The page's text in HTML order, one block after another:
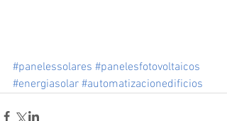
#panelessolares #panelesfotovoltaicos
#energiasolar #automatizacionedificios